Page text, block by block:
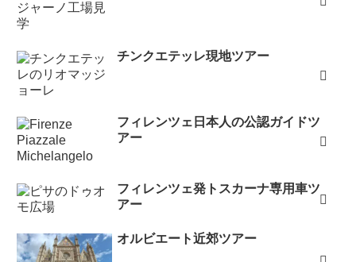
チンクエテッレ現地ツアー
フィレンツェ日本人の公認ガイドツ
アー
フィレンツェ発トスカーナ専用車ツ
アー
オルビエート近郊ツアー